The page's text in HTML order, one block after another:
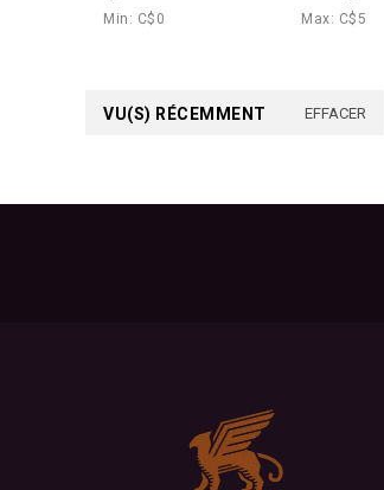
Min: C$ 0 Max: C$ 5
VU(S) RÉCEMMENT EFFACER